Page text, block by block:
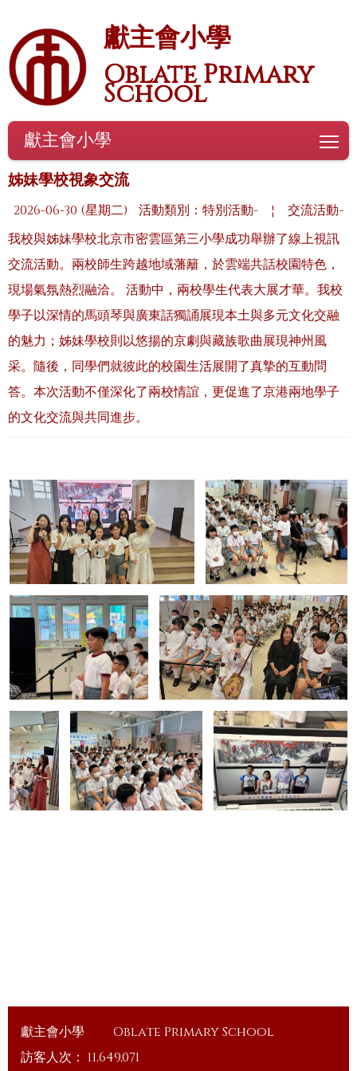
獻主會小學
Oblate Primary
School
獻主會小學
姊妹學校視象交流
2026-06-30 (星期二) 活動類別：特別活動- ¦
交流活動-
我校與姊妹學校北京市密雲區第三小學成功舉辦了線上視訊
交流活動。兩校師生跨越地域藩籬，於雲端共話校園特色，
現場氣氛熱烈融洽。 活動中，兩校學生代表大展才華。我校
學子以深情的馬頭琴與廣東話獨誦展現本土與多元文化交融
的魅力；姊妹學校則以悠揚的京劇與藏族歌曲展現神州風
采。隨後，同學們就彼此的校園生活展開了真摯的互動問
答。本次活動不僅深化了兩校情誼，更促進了京港兩地學子
的文化交流與共同進步。
獻主會小學
Oblate Primary School
訪客人次： 11,649,071